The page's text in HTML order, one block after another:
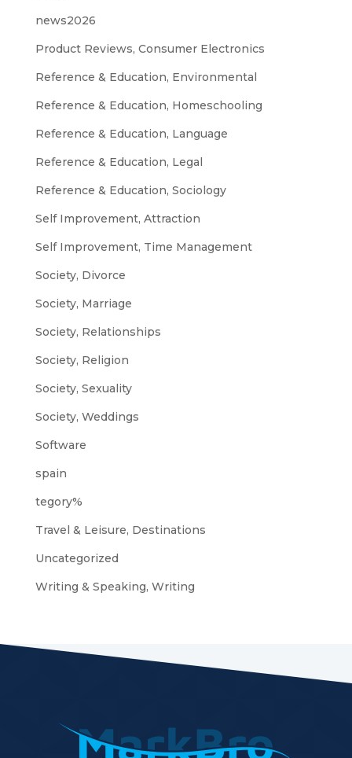
news2026
Product Reviews, Consumer Electronics
Reference & Education, Environmental
Reference & Education, Homeschooling
Reference & Education, Language
Reference & Education, Legal
Reference & Education, Sociology
Self Improvement, Attraction
Self Improvement, Time Management
Society, Divorce
Society, Marriage
Society, Relationships
Society, Religion
Society, Sexuality
Society, Weddings
Software
spain
tegory%
Travel & Leisure, Destinations
Uncategorized
Writing & Speaking, Writing